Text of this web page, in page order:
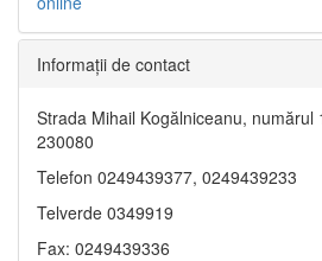
Informaţii de contact
Strada Mihail Kogălniceanu, numărul
230080
Telefon 0249439377, 0249439233
Telverde 0349919
Fax: 0249439336